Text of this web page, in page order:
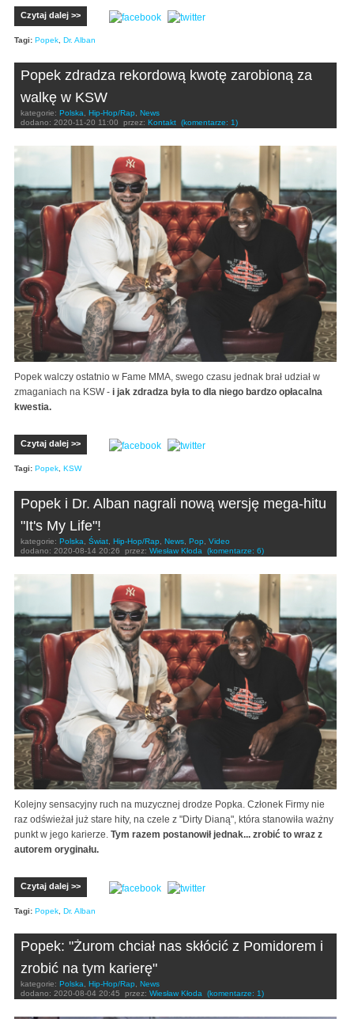
Czytaj dalej >>
Tagi: Popek, Dr. Alban
Popek zdradza rekordową kwotę zarobioną za
walkę w KSW
kategorie: Polska, Hip-Hop/Rap, News
dodano: 2020-11-20 11:00 przez: Kontakt (komentarze: 1)
Popek walczy ostatnio w Fame MMA, swego czasu jednak brał udział w
zmaganiach na KSW - i jak zdradza była to dla niego bardzo opłacalna
kwestia.
Czytaj dalej >>
Tagi: Popek KSW
Popek i Dr. Alban nagrali nową wersję mega-hitu
"It's My Life"!
kategorie: Polska Świat Hip-Hop/Rap News Pop
Video
dodano: 2020-08-14 20:26 przez: Wiesław Kłoda (komentarze: 6)
Kolejny sensacyjny ruch na muzycznej drodze Popka. Członek Firmy nie
raz odświeżał już stare hity, na czele z "Dirty Dianą", która stanowiła ważny
punkt w jego karierze. Tym razem postanowił jednak... zrobić to wraz z
autorem oryginału.
Czytaj dalej >>
Tagi: Popek Dr. Alban
Popek: "Żurom chciał nas skłócić z Pomidorem i
zrobić na tym karierę"
kategorie: Polska Hip-Hop/Rap
News
dodano: 2020-08-04 20:45 przez: Wiesław Kłoda (komentarze: 1)